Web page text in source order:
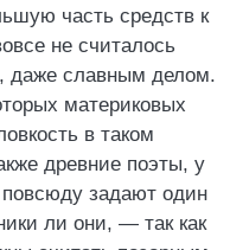
часть средств к
не считалось
даже славным делом.
материковых
в таком
древние поэты, у
задают один
ли они, — так как